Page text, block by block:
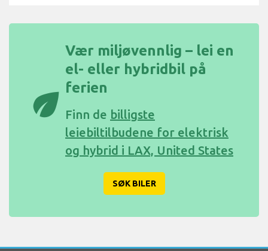
eco
Vær miljøvennlig – lei en
el- eller hybridbil på
ferien
Finn de billigste
leiebiltilbudene for elektrisk
og hybrid i LAX, United States
SØK BILER